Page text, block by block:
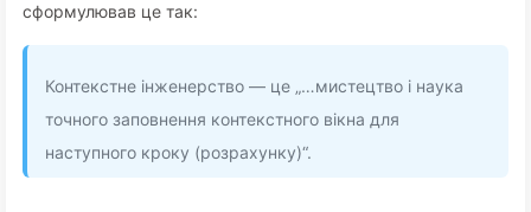
сформулював це так:
Контекстне інженерство — це „…мистецтво і наука
точного заповнення контекстного вікна для
наступного кроку (розрахунку)“.